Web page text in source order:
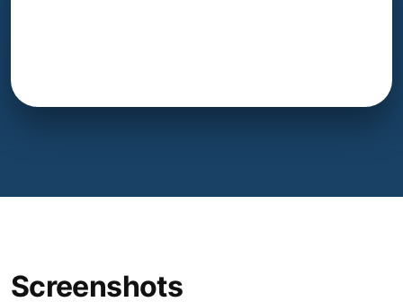
Screenshots